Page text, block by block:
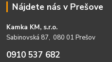
Nájdete nás v Prešove
Kamka KM, s.r.o.
Sabinovská 87, 080 01 Prešov
0910 537 682